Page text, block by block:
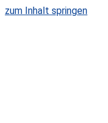
zum Inhalt springen